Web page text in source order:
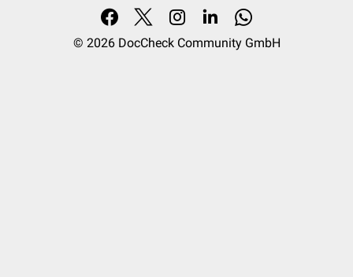
© 2026 DocCheck Community GmbH